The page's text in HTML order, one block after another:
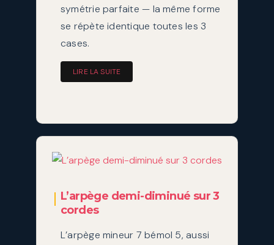
symétrie parfaite — la même forme
se répète identique toutes les 3
cases.
LIRE LA SUITE
L’arpège demi-diminué sur 3
cordes
L’arpège mineur 7 bémol 5, aussi